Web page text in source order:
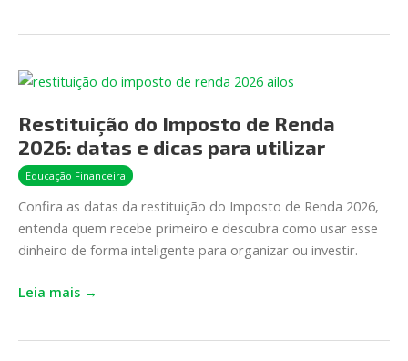
Restituição do Imposto de Renda
2026: datas e dicas para utilizar
Educação Financeira
Confira as datas da restituição do Imposto de Renda 2026,
entenda quem recebe primeiro e descubra como usar esse
dinheiro de forma inteligente para organizar ou investir.
Restituição
Imposto
de
Renda
2026:
datas
e
dicas
utilizar
Leia mais →